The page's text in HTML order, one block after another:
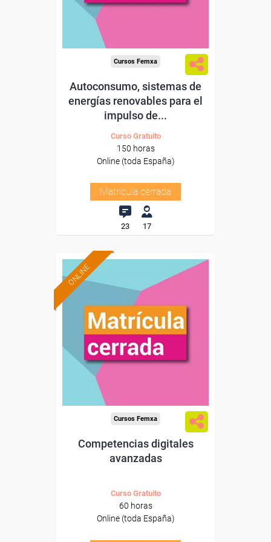
Cursos Femxa
Autoconsumo, sistemas de
energías renovables para el
impulso de...
Curso Gratuito
150 horas
Online (toda España)
Matrícula cerrada
23 17
ONLINE
Cursos Femxa
Competencias digitales
avanzadas
Curso Gratuito
60 horas
Online (toda España)